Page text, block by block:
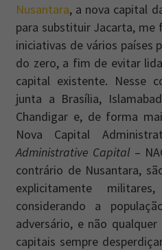
Nusantara, a nova capital
para substituir Jacarta, me
iniciativas de vários países
do zero, a fim de evitar
capital existente. Nesse
junta a Brasília,
Chandigar e, de forma
Nova Capital
Administrative Capital–
contrário de Nusantara,
explicitamente
considerando a
adversário, e não
capitais sempre